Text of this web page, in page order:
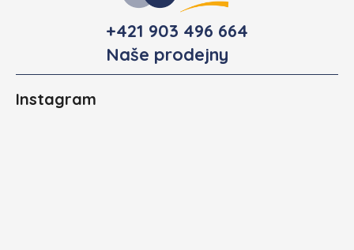
+421 903 496 664
Naše prodejny
Instagram